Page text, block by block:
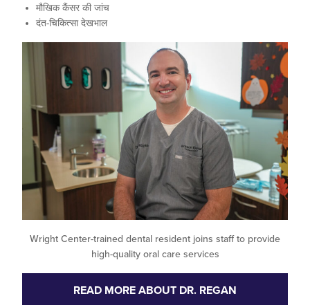
मौखिक कैंसर की जांच
दंत-चिकित्सा देखभाल
Wright Center-trained dental resident joins staff to provide
high-quality oral care services
READ MORE ABOUT DR. REGAN